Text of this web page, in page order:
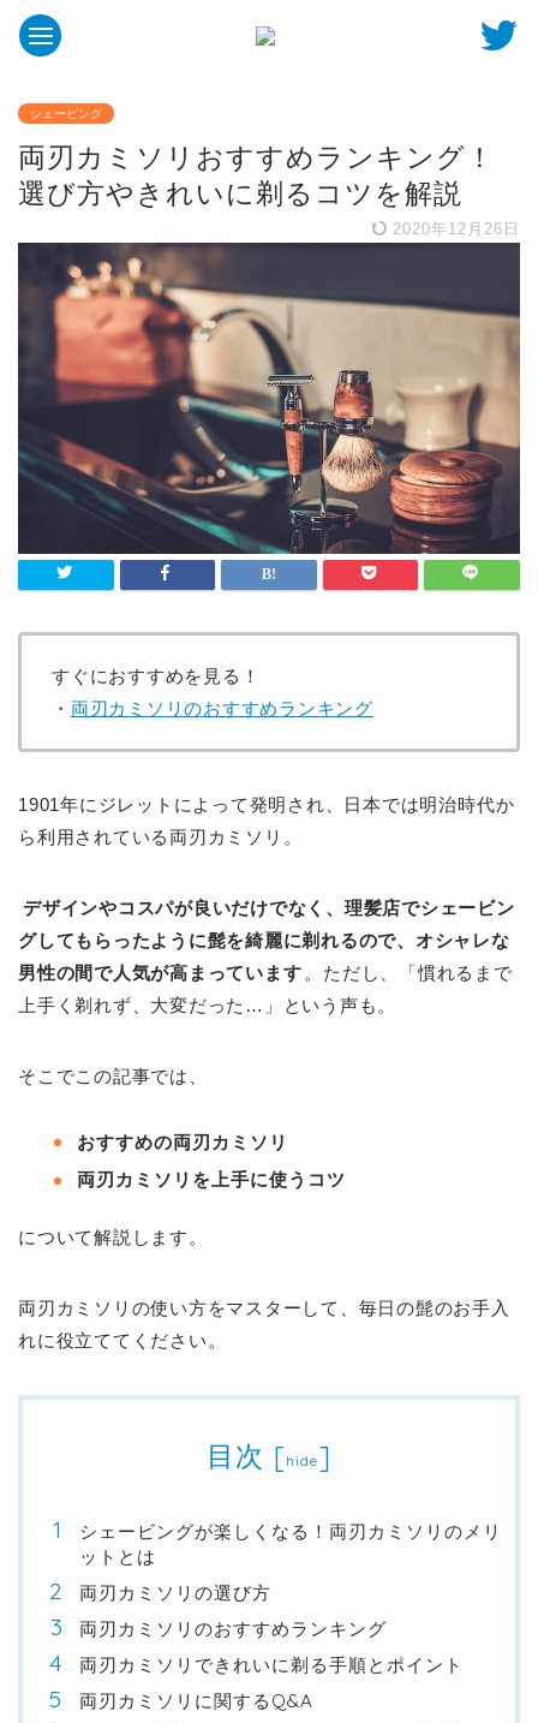
シェービング
両刃カミソリおすすめランキング！
選び方やきれいに剃るコツを解説
2020年12月26日
すぐにおすすめを見る！
・ 両刃カミソリのおすすめランキング
1901年にジレットによって発明され、日本では明治時代か
ら利用されている両刃カミソリ。
デザインやコスパが良いだけでなく、理髪店でシェービン
グしてもらったように髭を綺麗に剃れるので、オシャレな
男性の間で人気が高まっています 。ただし、「慣れるまで
上手く剃れず、大変だった…」という声も。
そこでこの記事では、
おすすめの両刃カミソリ
両刃カミソリを上手に使うコツ
について解説します。
両刃カミソリの使い方をマスターして、毎日の髭のお手入
れに役立ててください。
目次 [hide]
シェービングが楽しくなる！両刃カミソリのメリ
ットとは
両刃カミソリの選び方
両刃カミソリのおすすめランキング
両刃カミソリできれいに剃る手順とポイント
両刃カミソリに関するQ&A